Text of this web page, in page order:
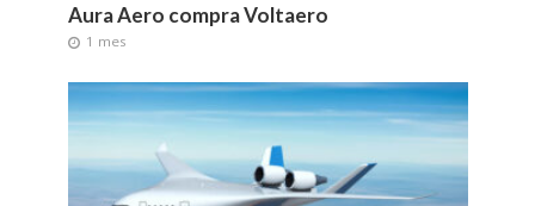
Aura Aero compra Voltaero
1 mes